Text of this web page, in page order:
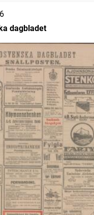
dagbladet